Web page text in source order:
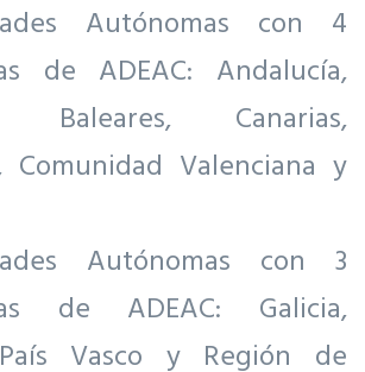
Autónomas con 4
de ADEAC: Andalucía,
Baleares, Canarias,
Comunidad Valenciana y
Autónomas con 3
de ADEAC: Galicia,
Vasco y Región de